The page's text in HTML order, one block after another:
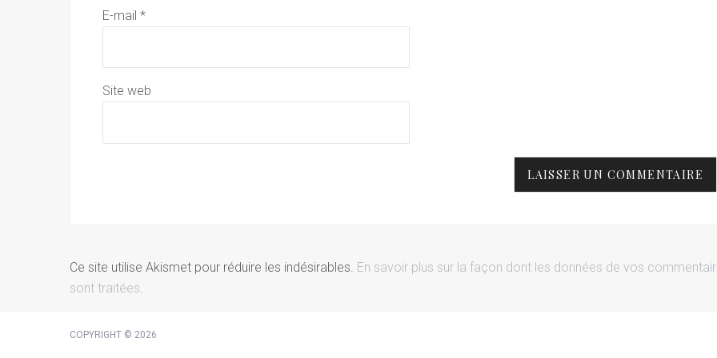
E-mail *
Site web
Ce site utilise Akismet pour réduire les indésirables. En savoir plus sur la façon dont les données de vos
sont traitées.
COPYRIGHT © 2026